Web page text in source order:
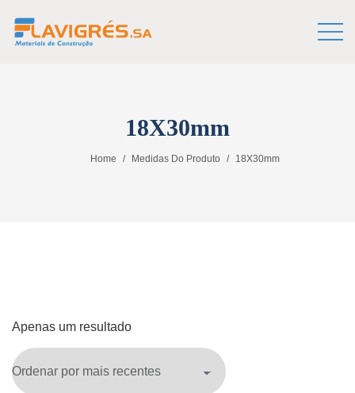
18X30mm
Home Medidas Do Produto 18X30mm
Apenas um resultado